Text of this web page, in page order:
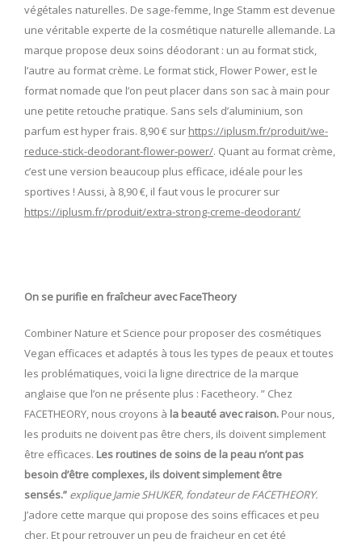
végétales naturelles. De sage-femme, Inge Stamm est devenue
une véritable experte de la cosmétique naturelle allemande. La
marque propose deux soins déodorant : un au format stick,
l’autre au format crème. Le format stick, Flower Power, est le
format nomade que l’on peut placer dans son sac à main pour
une petite retouche pratique. Sans sels d’aluminium, son
parfum est hyper frais. 8,90 € sur https://iplusm.fr/produit/we-
reduce-stick-deodorant-flower-power/. Quant au format crème,
c’est une version beaucoup plus efficace, idéale pour les
sportives ! Aussi, à 8,90 €, il faut vous le procurer sur
https://iplusm.fr/produit/extra-strong-creme-deodorant/
On se purifie en fraîcheur avec FaceTheory
Combiner Nature et Science pour proposer des cosmétiques
Vegan efficaces et adaptés à tous les types de peaux et toutes
les problématiques, voici la ligne directrice de la marque
anglaise que l’on ne présente plus : Facetheory. ” Chez
FACETHEORY, nous croyons à la beauté avec raison. Pour nous,
les produits ne doivent pas être chers, ils doivent simplement
être efficaces. Les routines de soins de la peau n’ont pas
besoin d’être complexes, ils doivent simplement être
sensés.” explique Jamie SHUKER, fondateur de FACETHEORY.
J’adore cette marque qui propose des soins efficaces et peu
cher. Et pour retrouver un peu de fraicheur en cet été